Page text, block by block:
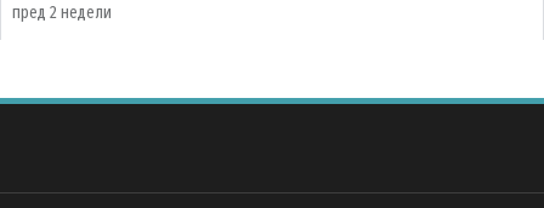
пред 2 недели